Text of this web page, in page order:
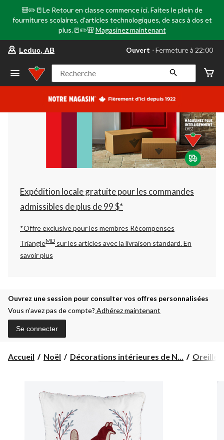
🎒✏️📒Le Retour en classe commence ici. Faites le plein de
fournitures scolaires, d'articles technologiques, de sacs à dos et
plus.📒✏️🎒 Magasinez maintenant
votre
préféré
Leduc,
AB,
courament
Fermeture
à
22:00
cliquer
pour
changer
Leduc, AB Ouvert ⋅ Fermeture à 22:00
Recherche
Expédition locale gratuite pour les commandes
admissibles de plus de 99 $*
*Offre exclusive pour les membres Récompenses
TriangleMD sur les articles avec la livraison standard.En
savoir plus
Ouvrez une session pour consulter vos offres personnalisées
Vous n’avez pas de compte? Adhérez maintenant
Se connecter
Accueil Noël Décorations intérieures de N...